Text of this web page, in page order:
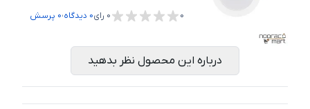
0
0 رای0 دیدگاه،0 پرسش
درباره این محصول نظر بدهید